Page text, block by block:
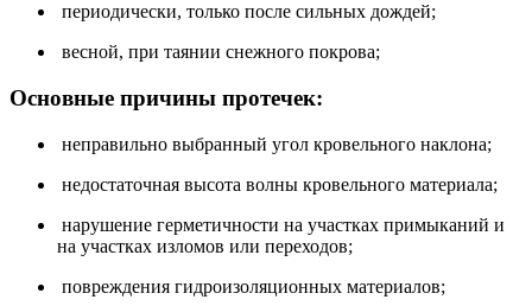
периодически, только после сильных дождей;
весной, при таянии снежного покрова;
Основные причины протечек:
неправильно выбранный угол кровельного наклона;
недостаточная высота волны кровельного материала;
нарушение герметичности на участках примыканий и
на участках изломов или переходов;
повреждения гидроизоляционных материалов;